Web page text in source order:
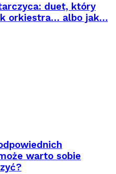
duet, który
orkiestra… albo jak…
warto sobie